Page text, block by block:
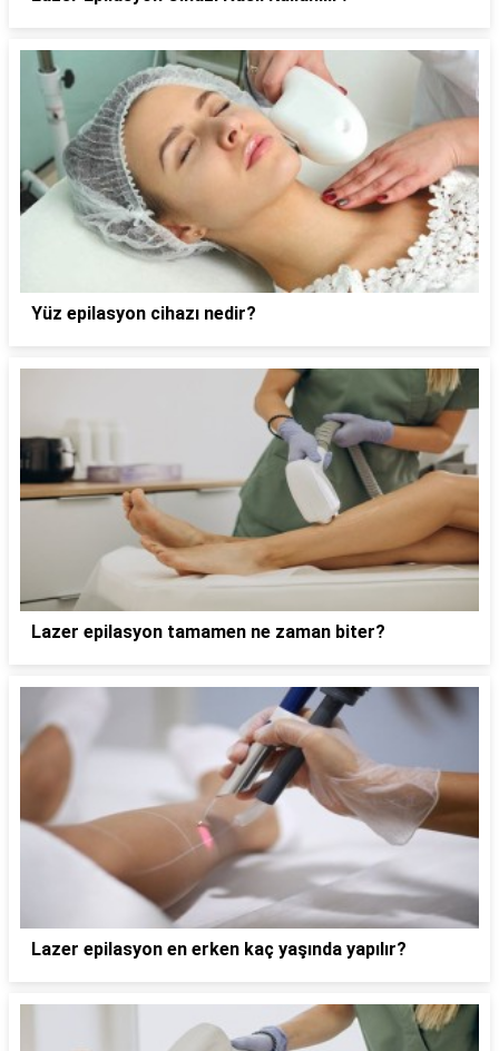
Yüz epilasyon cihazı nedir?
Lazer epilasyon tamamen ne zaman biter?
Lazer epilasyon en erken kaç yaşında yapılır?